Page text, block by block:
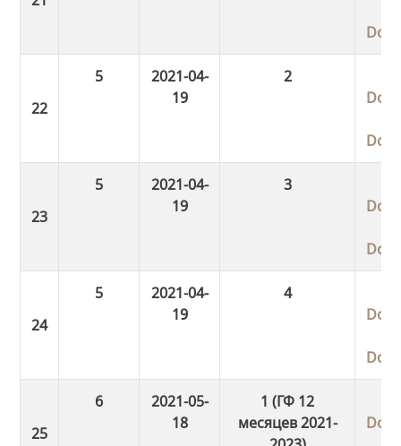
5
2021-04-
19
2
5
2021-04-
19
3
5
2021-04-
19
4
6
2021-05-
18
1 (ГФ 12
месяцев 2021-